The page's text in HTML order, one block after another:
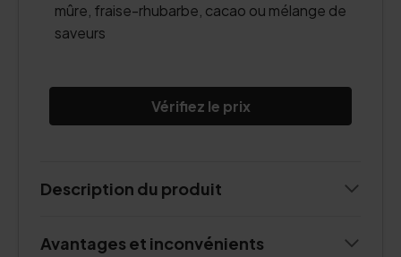
mûre, fraise-rhubarbe, cacao ou mélange de
saveurs
Vérifiez le prix
Description du produit
Avantages et inconvénients